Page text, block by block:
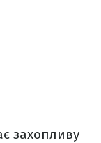
захопливу